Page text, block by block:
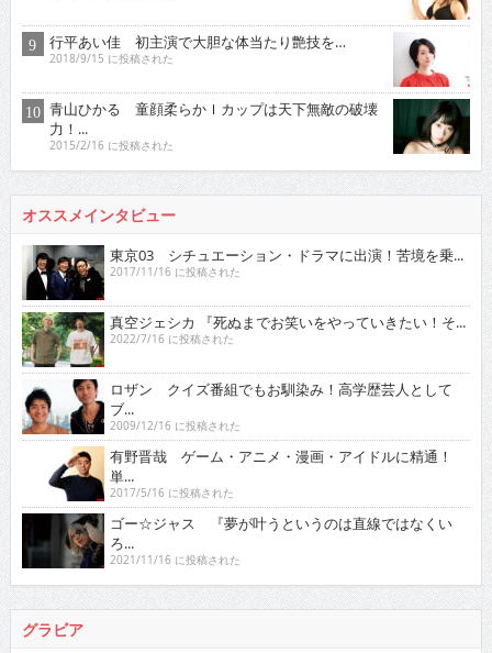
行平あい佳 初主演で大胆な体当たり艶技を…
2018/9/15 に投稿された
青山ひかる 童顔柔らかＩカップは天下無敵の破壊
力！...
2015/2/16 に投稿された
オススメインタビュー
東京03 シチュエーション・ドラマに出演！苦境を乗...
2017/11/16 に投稿された
真空ジェシカ 『死ぬまでお笑いをやっていきたい！そ...
2022/7/16 に投稿された
ロザン クイズ番組でもお馴染み！高学歴芸人として
ブ...
2009/12/16 に投稿された
有野晋哉 ゲーム・アニメ・漫画・アイドルに精通！
単...
2017/5/16 に投稿された
ゴー☆ジャス 『夢が叶うというのは直線ではなくい
ろ...
2021/11/16 に投稿された
グラビア